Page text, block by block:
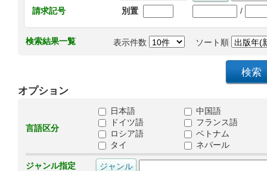
請求記号
別置 /
検索結果一覧 表示件数 ソート順
オプション
言語区分
日本語
中国語
ドイツ語
フランス語
ロシア語
ベトナム
タイ
ネパール
ジャンル指定